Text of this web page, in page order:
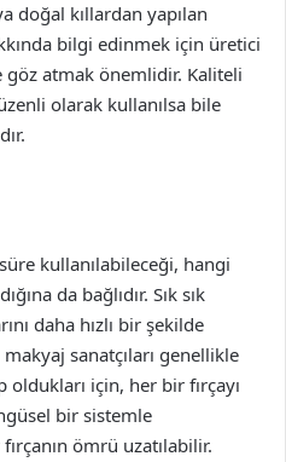
doğal kıllardan yapılan
bilgi edinmek için üretici
atmak önemlidir. Kaliteli
olarak kullanılsa bile
kullanılabileceği, hangi
da bağlıdır. Sık sık
daha hızlı bir şekilde
sanatçıları genellikle
oldukları için, her bir fırçayı
bir sistemle
ömrü uzatılabilir.